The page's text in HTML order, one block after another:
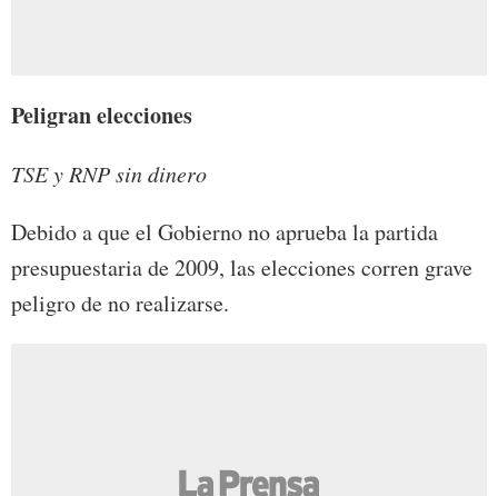
Peligran elecciones
TSE y RNP sin dinero
Debido a que el Gobierno no aprueba la partida
presupuestaria de 2009, las elecciones corren grave
peligro de no realizarse.